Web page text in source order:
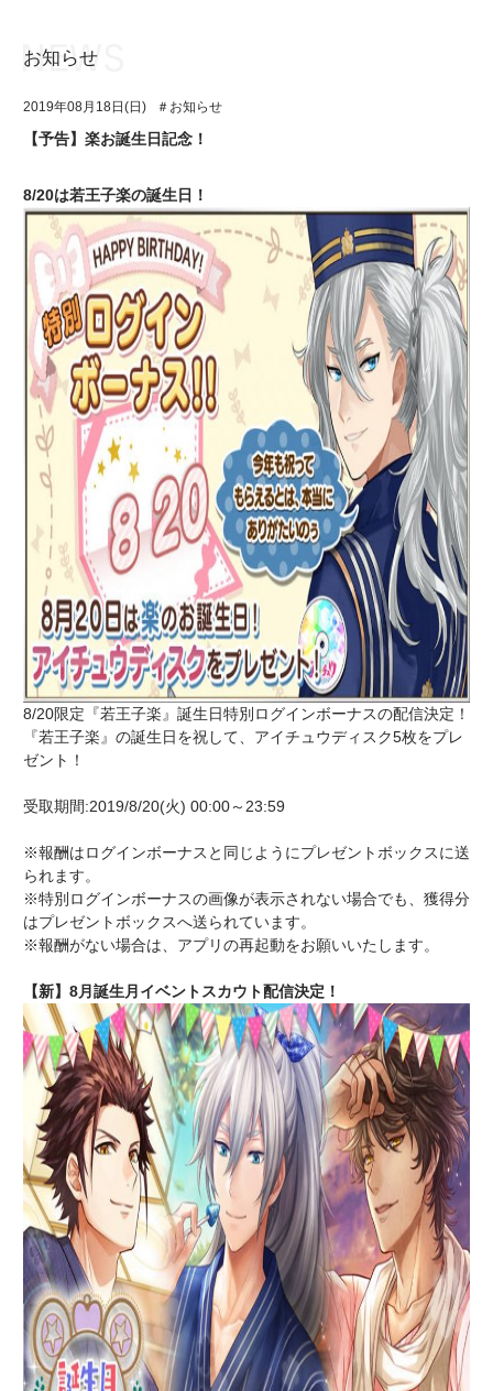
アプリゲーム
イベント・キャンペーン
ミュージック
グッズ・本
ギャラリー
ユニット&キャラクター
アプリゲーム
イベント・キャンペーン
ミュージック
グッズ・本
ギャラリー
お知らせ
2019年08月18日(日) ＃お知らせ
【予告】楽お誕生日記念！
8/20は若王子楽の誕生日！
8/20限定『若王子楽』誕生日特別ログインボーナスの配信決定！
『若王子楽』の誕生日を祝して、アイチュウディスク5枚をプレ
ゼント！
受取期間:2019/8/20(火) 00:00～23:59
※報酬はログインボーナスと同じようにプレゼントボックスに送
られます。
※特別ログインボーナスの画像が表示されない場合でも、獲得分
はプレゼントボックスへ送られています。
※報酬がない場合は、アプリの再起動をお願いいたします。
【新】8月誕生月イベントスカウト配信決定！